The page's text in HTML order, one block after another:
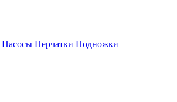
Насосы Перчатки Подножки